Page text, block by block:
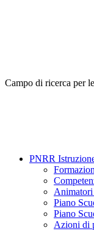
Campo di ricerca per
PNRR
Animatori
Piano
Piano
Azioni di